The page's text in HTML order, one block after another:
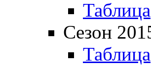
Таблица
Сезон
Таблица